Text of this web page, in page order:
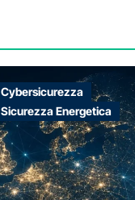
Cybersicurezza
Sicurezza Energetica